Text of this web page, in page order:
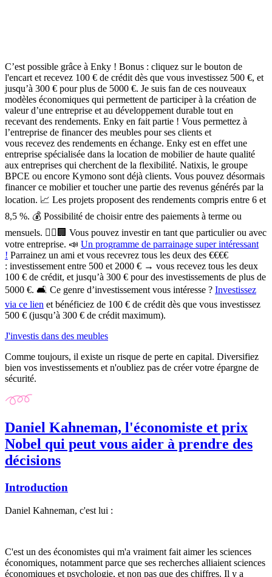
C’est possible grâce à Enky ! Bonus : cliquez sur le bouton de
l'encart et recevez 100 € de crédit dès que vous investissez 500 €, et
jusqu’à 300 € pour plus de 5000 €. Je suis fan de ces nouveaux
modèles économiques qui permettent de participer à la création de
valeur d’une entreprise et au développement durable tout en
recevant des rendements. Enky en fait partie ! Vous permettez à
l’entreprise de financer des meubles pour ses clients et
vous recevez des rendements en échange. Enky est en effet une
entreprise spécialisée dans la location de mobilier de haute qualité
aux entreprises qui cherchent de la flexibilité. Natixis, le groupe
BPCE ou encore Kymono sont déjà clients. Vous pouvez désormais
financer ce mobilier et toucher une partie des revenus générés par la
location. 📈 Les projets proposent des rendements compris entre 6 et
8,5 %. 💰 Possibilité de choisir entre des paiements à terme ou
mensuels. 🙋‍♂️🏢 Vous pouvez investir en tant que particulier ou avec
votre entreprise. 📣 Un programme de parrainage super intéressant
! Parrainez un ami et vous recevrez tous les deux des €€€€
: investissement entre 500 et 2000 € → vous recevez tous les deux
100 € de crédit, et jusqu’à 300 € pour des investissements de plus de
5000 €. 🛋️ Ce genre d’investissement vous intéresse ? Investissez
via ce lien et bénéficiez de 100 € de crédit dès que vous investissez
500 € (jusqu’à 300 € de crédit maximum).
J'investis dans des meubles
Comme toujours, il existe un risque de perte en capital. Diversifiez
bien vos investissements et n'oubliez pas de créer votre épargne de
sécurité.
Daniel Kahneman, l'économiste et prix
Nobel qui peut vous aider à prendre des
décisions
Introduction
Daniel Kahneman, c'est lui :
C'est un des économistes qui m'a vraiment fait aimer les sciences
économiques, notamment parce que ses recherches alliaient sciences
économiques et psychologie, et non pas que des chiffres. Il y a